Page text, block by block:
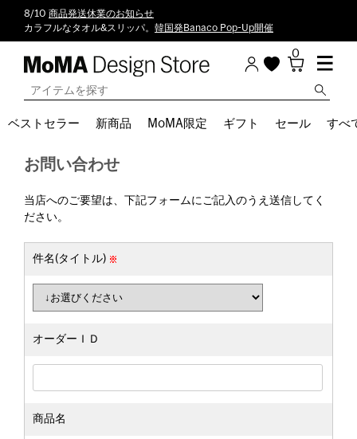
8/10 商品発送休業のお知らせ
カラフルなタオル&スリッパ。 韓国発Banaco Pop-Up開催
0
ベストセラー 新商品 MoMA限定 ギフト セール すべ
お問い合わせ
当店へのご要望は、下記フォームにご記入のうえ送信してく
ださい。
件名(タイトル)
オーダーＩＤ
商品名